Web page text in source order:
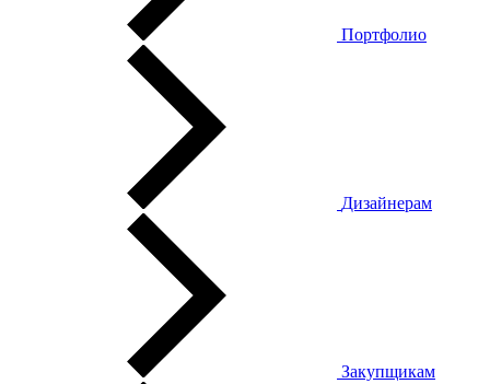
Портфолио
Дизайнерам
Закупщикам